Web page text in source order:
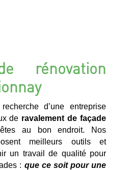
rénovation
d’une entreprise
de ravalement de façade
au bon endroit. Nos
meilleurs outils et
un travail de qualité pour
: que ce soit pour une